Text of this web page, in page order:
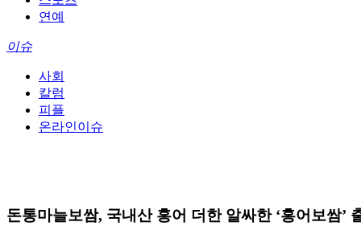
연예
이슈
사회
칼럼
피플
온라인이슈
돈통마늘보쌈, 국내산 홍어 더한 알싸한 ‘홍어보쌈’